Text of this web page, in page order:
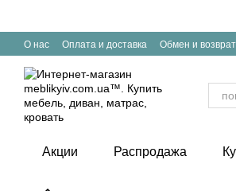
О нас Оплата и доставка Обмен и возврат
Акции Распродажа